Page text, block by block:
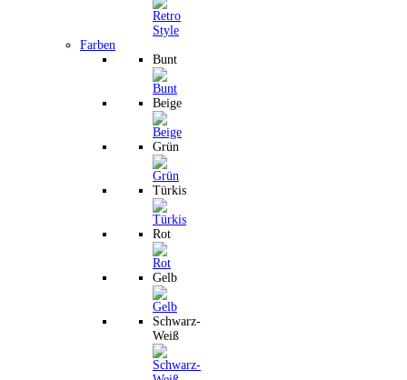
Farben
Bunt
Beige
Grün
Türkis
Rot
Gelb
Schwarz-
Weiß